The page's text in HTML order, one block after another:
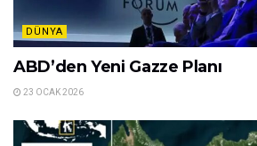
DÜNYA
ABD’den Yeni Gazze Planı
23 OCAK 2026